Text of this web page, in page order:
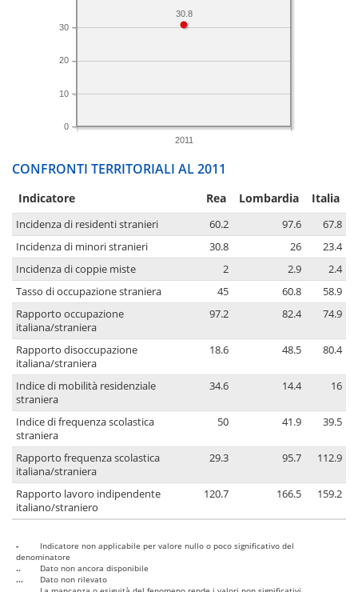
2011
0
10
20
30
30.8
CONFRONTI TERRITORIALI AL 2011
Indicatore Rea Lombardia Italia
Incidenza di residenti stranieri 60.2 97.6
67.8
Incidenza di minori stranieri
30.8 26
23.4
Incidenza di coppie miste
2 2.9
2.4
Tasso di occupazione straniera
45 60.8
58.9
Rapporto occupazione
italiana/straniera
97.2 82.4 74.9
Rapporto disoccupazione
italiana/straniera
18.6 48.5 80.4
Indice di mobilità residenziale
straniera
34.6 14.4 16
Indice di frequenza scolastica
straniera
50 41.9 39.5
Rapporto frequenza scolastica
italiana/straniera
29.3 95.7 112.9
Rapporto lavoro indipendente
italiano/straniero
120.7 166.5 159.2
-
Indicatore non applicabile per valore nullo o poco significativo del
denominatore
..
Dato non ancora disponibile
...
Dato non rilevato